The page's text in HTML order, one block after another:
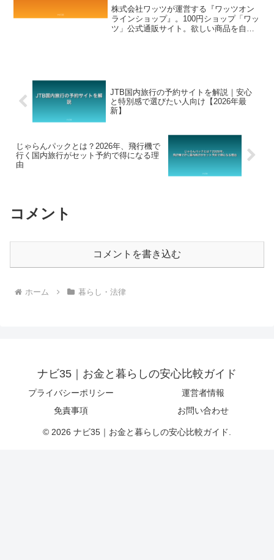
株式会社ワッツが運営する『ワッツオン
ラインショップ』。100円ショップ「ワッ
ツ」公式通販サイト。欲しい商品を自宅
JTB国内旅行の予約サイトを解説｜安心
と特別感で選びたい人向け【2026年最
新】
じゃらんパックとは？2026年、飛行機で
行く国内旅行がセット予約で得になる理
由
コメント
コメントを書き込む
ホーム 暮らし・法律
ナビ35｜お金と暮らしの安心比較ガイド
プライバシーポリシー
運営者情報
免責事項
お問い合わせ
© 2026 ナビ35｜お金と暮らしの安心比較ガイド.